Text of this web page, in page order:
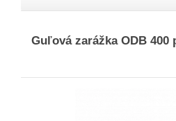
Guľová zarážka ODB